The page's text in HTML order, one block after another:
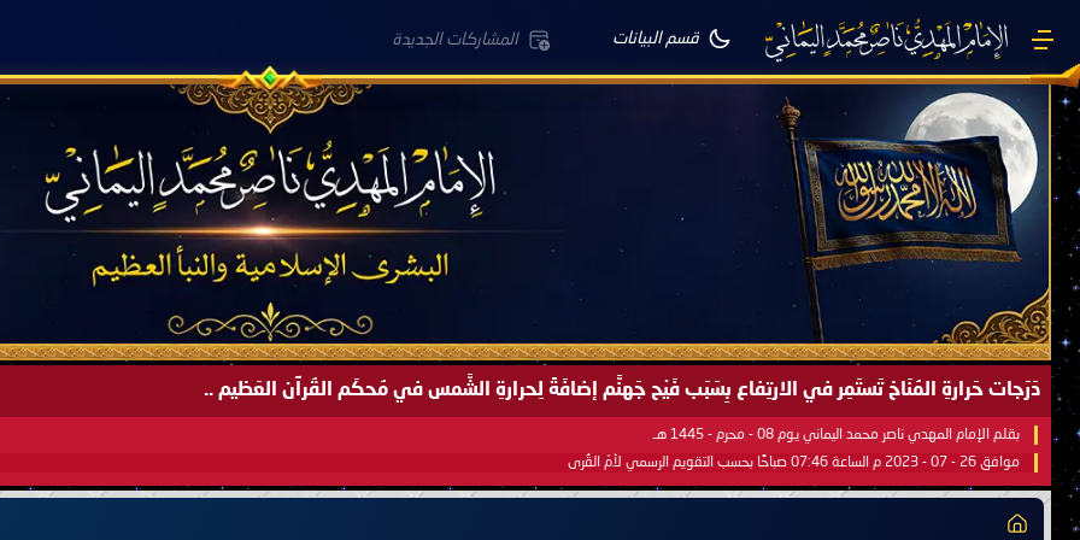
قسم البيانات المشاركات الجديدة
دَرَجات حَرارةِ المُنَاخ تَستَمِر في الارتِفاع بِسَبَب فَيْح جَهنَّم إضافَةً لِحرارةِ الشَّمس في مُحكَم القُرآن العَظيم ..
بقلم الإمام المهدي ناصر محمد اليماني يوم 08 - محرم - 1445 هـ
موافق 26 - 07 - 2023 م الساعة 07:46 صباحًا بحسب التقويم الرسمي لأمّ القُرى